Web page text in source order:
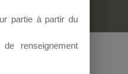
partie à partir du
renseignement